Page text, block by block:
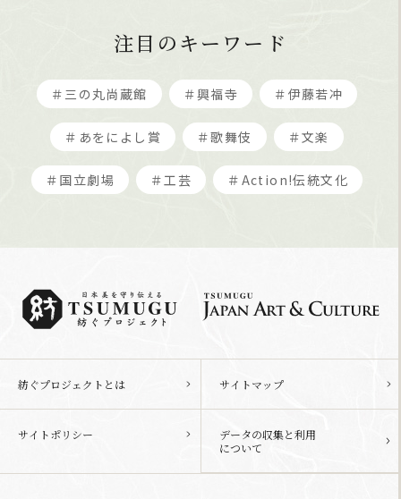
注目のキーワード
＃三の丸尚蔵館 ＃興福寺 ＃伊藤若冲
＃あをによし賞 ＃歌舞伎 ＃文楽
＃国立劇場 ＃工芸 ＃Action!伝統文化
紡ぐプロジェクトとは サイトマップ
サイトポリシー
データの収集と利用
について